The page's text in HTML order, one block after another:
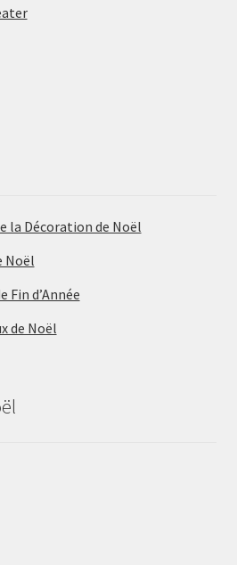
la Décoration de Noël
Noël
Fin d’Année
de Noël